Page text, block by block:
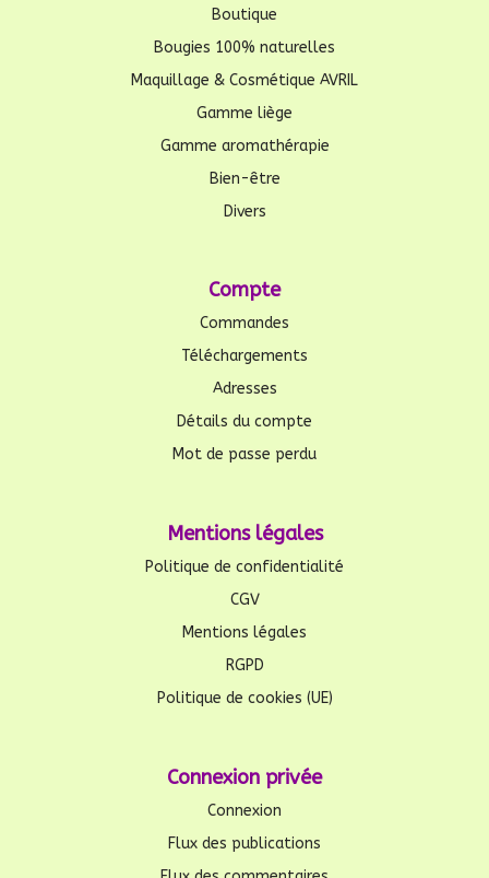
Boutique
Bougies 100% naturelles
Maquillage & Cosmétique AVRIL
Gamme liège
Gamme aromathérapie
Bien-être
Divers
Compte
Commandes
Téléchargements
Adresses
Détails du compte
Mot de passe perdu
Mentions légales
Politique de confidentialité
CGV
Mentions légales
RGPD
Politique de cookies (UE)
Connexion privée
Connexion
Flux des publications